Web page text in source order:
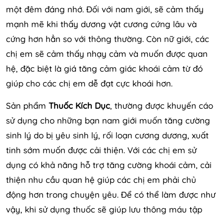
một đêm đáng nhớ. Đối với nam giới, sẽ cảm thấy
mạnh mẽ khi thấy dương vật cương cứng lâu và
cứng hơn hẳn so với thông thường. Còn nữ giới, các
chị em sẽ cảm thấy nhạy cảm và muốn được quan
hệ, đặc biệt là giá tăng cảm giác khoái cảm từ đó
giúp cho các chị em dễ đạt cực khoái hơn.
Sản phẩm Thuốc Kích Dục, thường được khuyến cáo
sử dụng cho những bạn nam giới muốn tăng cường
sinh lý do bị yêu sinh lý, rối loạn cương dương, xuất
tinh sớm muốn được cải thiện. Với các chị em sử
dụng có khả năng hỗ trợ tăng cường khoái cảm, cải
thiện nhu cầu quan hệ giúp các chị em phải chủ
động hơn trong chuyện yêu. Để có thể làm được như
vậy, khi sử dụng thuốc sẽ giúp lưu thông máu tập